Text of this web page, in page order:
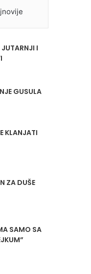
I
GUSULA
KLANJATI
ZA DUŠE
SAMO SA